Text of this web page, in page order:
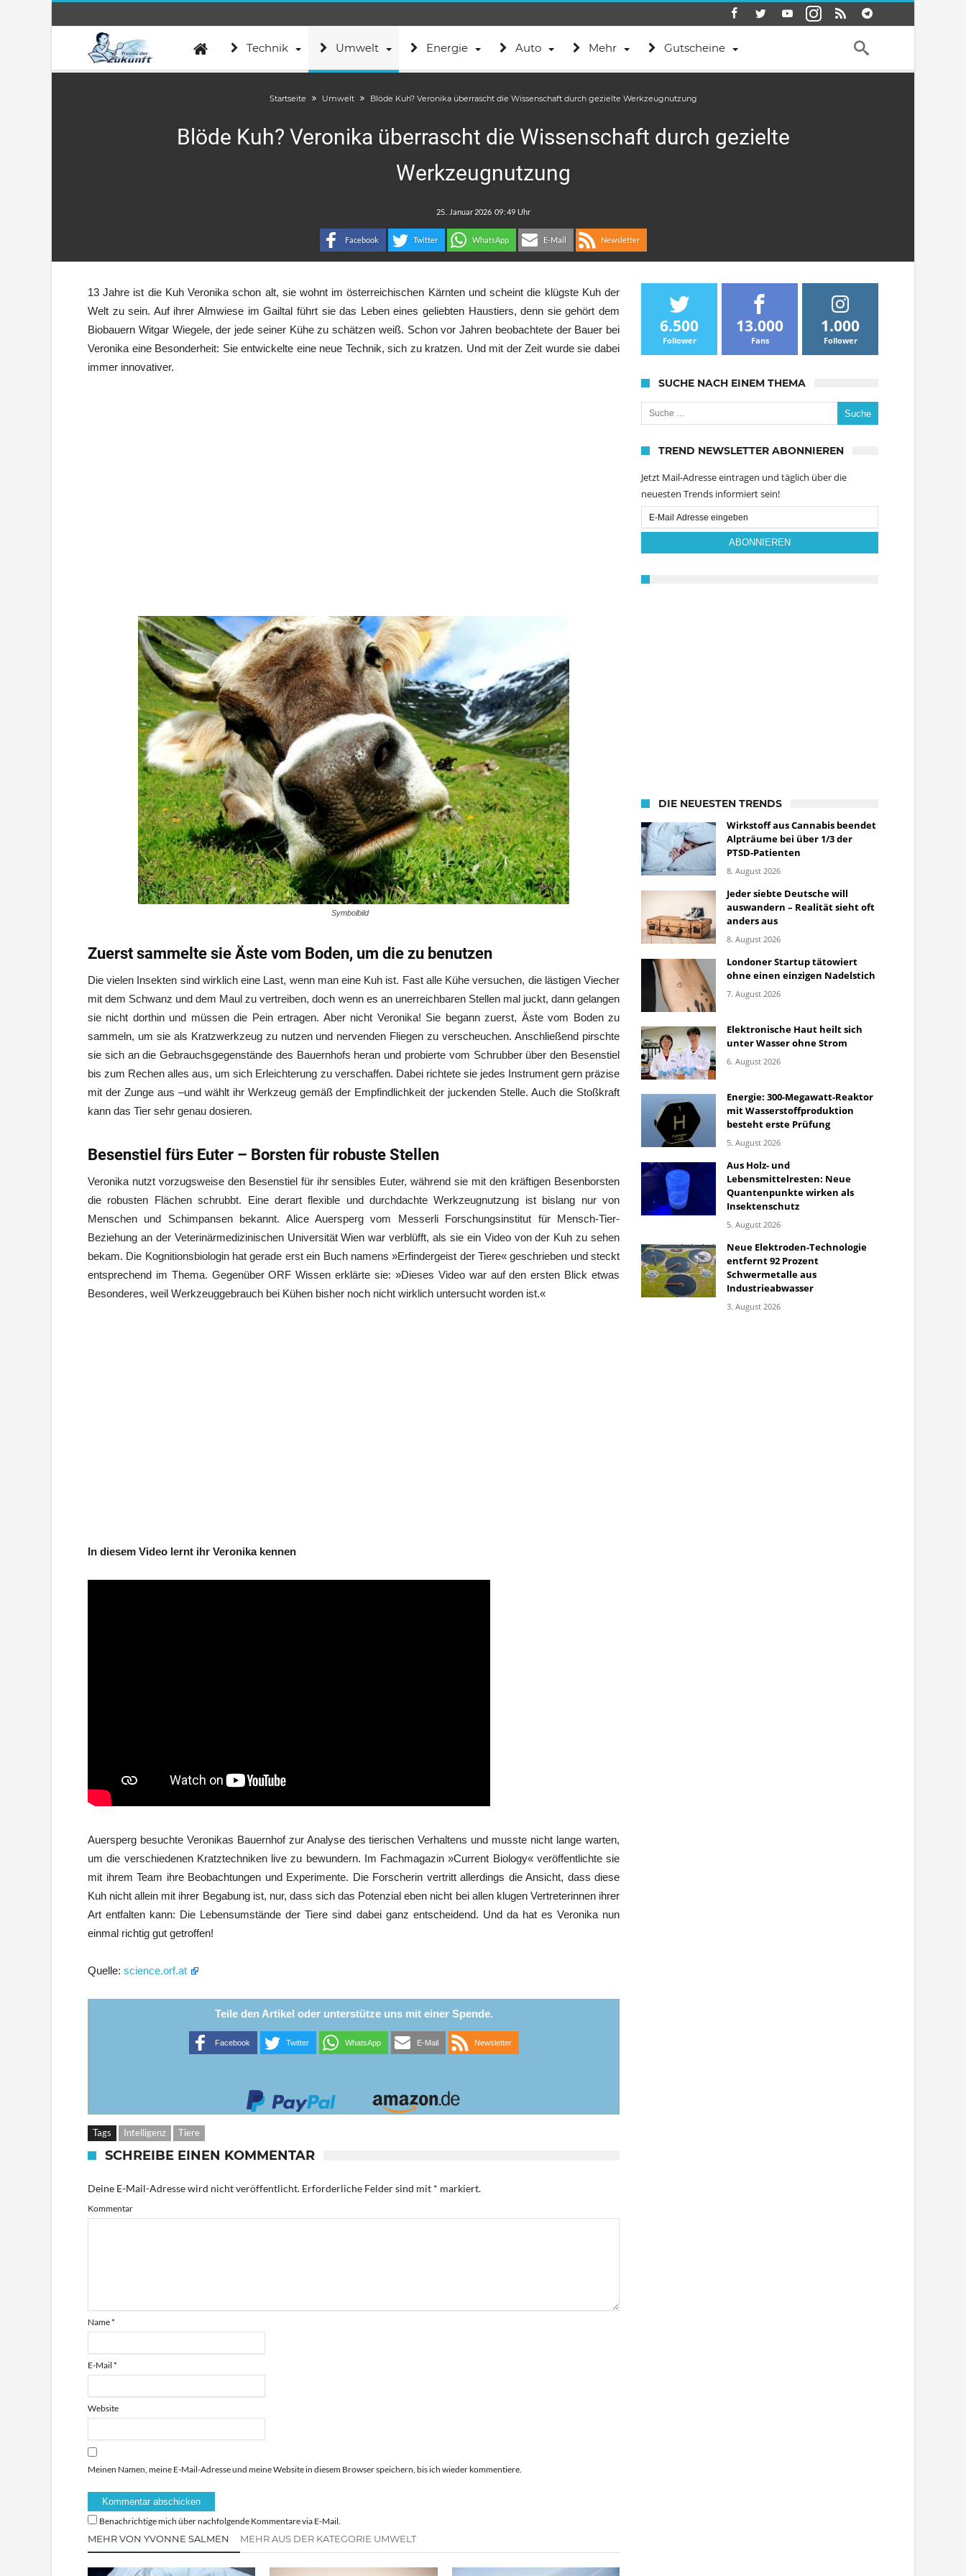
Technik Umwelt Energie Auto Mehr Gutscheine
Startseite Umwelt Blöde Kuh? Veronika überrascht die Wissenschaft durch gezielte Werkzeugnutzung
Blöde Kuh? Veronika überrascht die Wissenschaft durch gezielte
Werkzeugnutzung
:
Facebook Twitter WhatsApp E-Mail Newsletter
13 Jahre ist die Kuh Veronika schon alt, sie wohnt im österreichischen Kärnten und scheint die klügste Kuh der
Welt zu sein. Auf ihrer Almwiese im Gailtal führt sie das Leben eines geliebten Haustiers, denn sie gehört dem
Biobauern Witgar Wiegele, der jede seiner Kühe zu schätzen weiß. Schon vor Jahren beobachtete der Bauer bei
Veronika eine Besonderheit: Sie entwickelte eine neue Technik, sich zu kratzen. Und mit der Zeit wurde sie dabei
immer innovativer.
Symbolbild
Zuerst sammelte sie Äste vom Boden, um die zu benutzen
Die vielen Insekten sind wirklich eine Last, wenn man eine Kuh ist. Fast alle Kühe versuchen, die lästigen Viecher
mit dem Schwanz und dem Maul zu vertreiben, doch wenn es an unerreichbaren Stellen mal juckt, dann gelangen
sie nicht dorthin und müssen die Pein ertragen. Aber nicht Veronika! Sie begann zuerst, Äste vom Boden zu
sammeln, um sie als Kratzwerkzeug zu nutzen und nervenden Fliegen zu verscheuchen. Anschließend pirschte
sie sich an die Gebrauchsgegenstände des Bauernhofs heran und probierte vom Schrubber über den Besenstiel
bis zum Rechen alles aus, um sich Erleichterung zu verschaffen. Dabei richtete sie jedes Instrument gern präzise
mit der Zunge aus –und wählt ihr Werkzeug gemäß der Empfindlichkeit der juckenden Stelle. Auch die Stoßkraft
kann das Tier sehr genau dosieren.
Besenstiel fürs Euter – Borsten für robuste Stellen
Veronika nutzt vorzugsweise den Besenstiel für ihr sensibles Euter, während sie mit den kräftigen Besenborsten
die robusten Flächen schrubbt. Eine derart flexible und durchdachte Werkzeugnutzung ist bislang nur von
Menschen und Schimpansen bekannt. Alice Auersperg vom Messerli Forschungsinstitut für Mensch-Tier-
Beziehung an der Veterinärmedizinischen Universität Wien war verblüfft, als sie ein Video von der Kuh zu sehen
bekam. Die Kognitionsbiologin hat gerade erst ein Buch namens »Erfindergeist der Tiere« geschrieben und steckt
entsprechend im Thema. Gegenüber ORF Wissen erklärte sie: »Dieses Video war auf den ersten Blick etwas
Besonderes, weil Werkzeuggebrauch bei Kühen bisher noch nicht wirklich untersucht worden ist.«
In diesem Video lernt ihr Veronika kennen
Auersperg besuchte Veronikas Bauernhof zur Analyse des tierischen Verhaltens und musste nicht lange warten,
um die verschiedenen Kratztechniken live zu bewundern. Im Fachmagazin »Current Biology« veröffentlichte sie
mit ihrem Team ihre Beobachtungen und Experimente. Die Forscherin vertritt allerdings die Ansicht, dass diese
Kuh nicht allein mit ihrer Begabung ist, nur, dass sich das Potenzial eben nicht bei allen klugen Vertreterinnen ihrer
Art entfalten kann: Die Lebensumstände der Tiere sind dabei ganz entscheidend. Und da hat es Veronika nun
einmal richtig gut getroffen!
Quelle: science.orf.at
Teile den Artikel oder unterstütze uns mit einer Spende.
Facebook Twitter WhatsApp E-Mail Newsletter
Tags Intelligenz Tiere
SCHREIBE EINEN KOMMENTAR
Deine E-Mail-Adresse wird nicht veröffentlicht. Erforderliche Felder sind mit * markiert.
Kommentar
Name*
E-Mail *
Website
Meinen Namen, meine E-Mail-Adresse und meine Website in diesem Browser speichern, bis ich wieder kommentiere.
Benachrichtige mich über nachfolgende Kommentare via E-Mail.
MEHR VON YVONNE SALMEN MEHR AUS DER KATEGORIE UMWELT
6.500
Follower
13.000
Fans
1.000
Follower
SUCHE NACH EINEM THEMA
Suche nach:
TREND NEWSLETTER ABONNIEREN
Jetzt Mail-Adresse eintragen und täglich über die
neuesten Trends informiert sein!
Email
Subscription
ABONNIEREN
DIE NEUESTEN TRENDS
Wirkstoff aus Cannabis beendet
Alpträume bei über 1/3 der
PTSD-Patienten
8. August 2026
Jeder siebte Deutsche will
auswandern – Realität sieht oft
anders aus
8. August 2026
Londoner Startup tätowiert
ohne einen einzigen Nadelstich
7. August 2026
Elektronische Haut heilt sich
unter Wasser ohne Strom
6. August 2026
Energie: 300-Megawatt-Reaktor
mit Wasserstoffproduktion
besteht erste Prüfung
5. August 2026
Aus Holz- und
Lebensmittelresten: Neue
Quantenpunkte wirken als
Insektenschutz
5. August 2026
Neue Elektroden-Technologie
entfernt 92 Prozent
Schwermetalle aus
Industrieabwasser
3. August 2026